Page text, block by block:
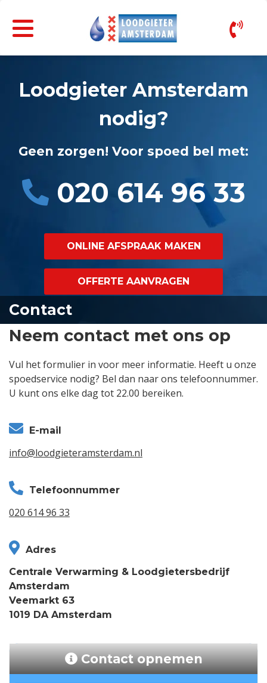
Loodgieter Amsterdam
nodig?
Geen zorgen! Voor spoed bel met:
020 614 96 33
ONLINE AFSPRAAK MAKEN
OFFERTE AANVRAGEN
Contact
Neem contact met ons op
Vul het formulier in voor meer informatie. Heeft u onze
spoedservice nodig? Bel dan naar ons telefoonnummer.
U kunt ons elke dag tot 22.00 bereiken.
E-mail
info@loodgieteramsterdam.nl
Telefoonnummer
020 614 96 33
Adres
Centrale Verwarming & Loodgietersbedrijf
Amsterdam
Veemarkt 63
1019 DA Amsterdam
Contact opnemen